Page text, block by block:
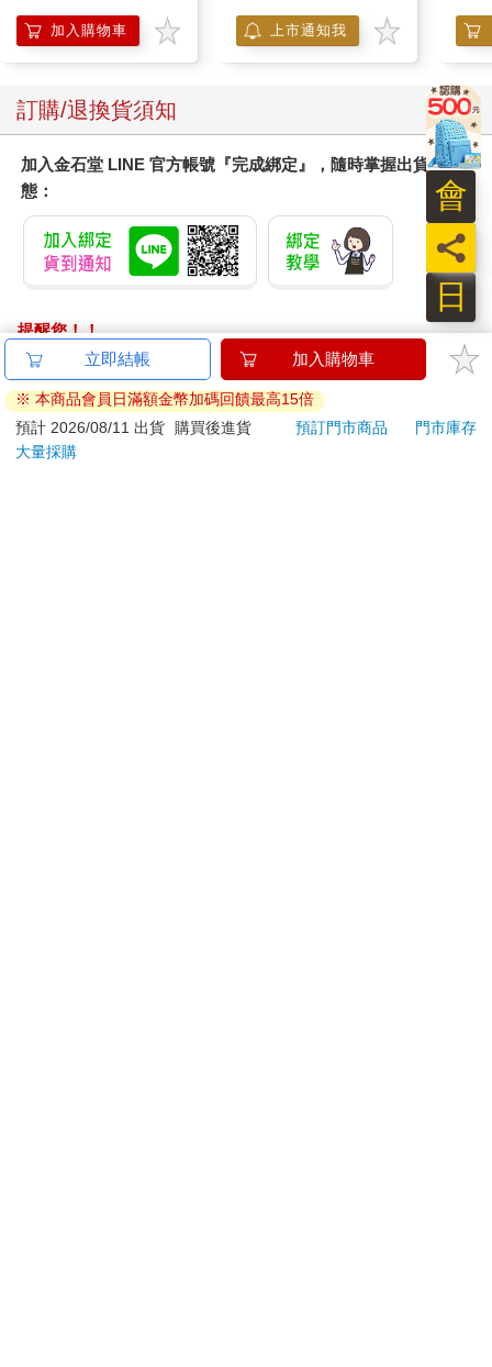
受噴吐攻擊後，一刀斬斷冰龍的頸子：「還沒分出勝負，就別說
大話！」
「哦。」尤里薩似是睥睨地望著眼前的兩架靈鎧，鼻孔上呼出的
氣息，像兩團雲霧掠過了那對高聳的蒼藍色獠牙：「就試試看
緊接著，夾雜著寒光與冰霜的吐息，從尤里薩嘴裡傾洩而出，直
朝著奎利昂襲去，一道比盾牌輪廓還要大出一倍的金色力場擋住
了冰霜吐襲、迫使噴吐朝著盾牌周遭散去。「阿泰莉亞， 請庇佑
世界脆弱的生靈啊！」
聽見了莎良從擴音器傳出嗓聲，冰龍尤里薩旋即意會到：是奎利
昂驅動了防護性符文，才勉強挺住。然而祂卻並不以為意，紅色
瞳孔在眼眶裡轉了轉之後，絲毫沒有要閉上嘴巴的意思，強烈的
冰霜吐息，仍持續朝著奎利昂襲去。
而後，奎利昂雙肩上始終燃亮的大型魔晶突然有那麼一瞬間完全
黯淡了下來，緊接著，則開始呈現不穩定的明滅，同時，亮度也
加入購物車 上市通知我
訂購/退換貨須知
加入金石堂 LINE 官方帳號『完成綁定』，隨時掌握出貨動
態：
提醒您！！
金石堂及銀行均不會請您操作ATM! 如接獲電話要求您前往
ATM提款機，請不要聽從指示，以免受騙上當！
退換貨須知：
**提醒您，鑑賞期不等於試用期，退回商品須為全新狀態**
立即結帳 加入購物車
※ 本商品會員日滿額金幣加碼回饋最高15倍
預計 2026/08/11 出貨
購買後進貨 預訂門市商品
門市庫存
大量採購
日
員
會